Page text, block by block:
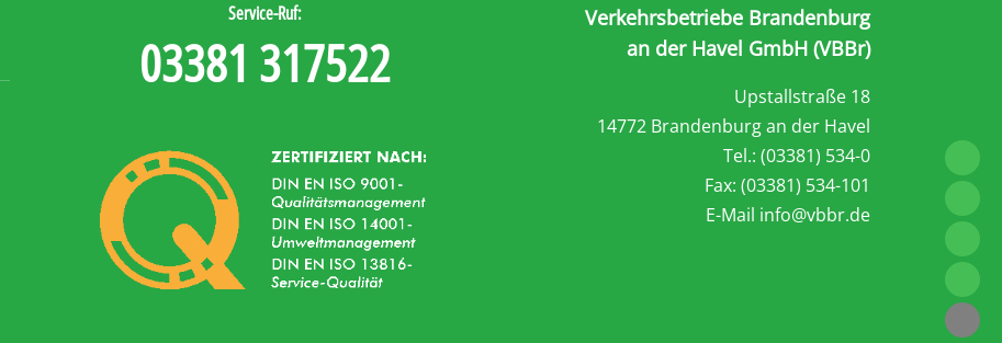
Service-Ruf:
03381 317522
Verkehrsbetriebe Brandenburg
an der Havel GmbH (VBBr)
Upstallstraße 18
14772 Brandenburg an der Havel
Tel.: (03381) 534-0
Fax: (03381) 534-101
E-Mail info@vbbr.de